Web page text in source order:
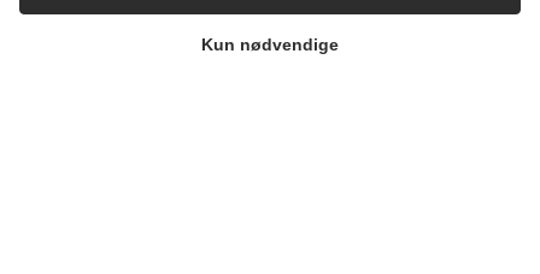
Kun nødvendige